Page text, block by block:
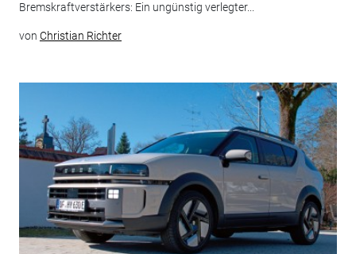
Bremskraftverstärkers: Ein ungünstig verlegter...
von Christian Richter